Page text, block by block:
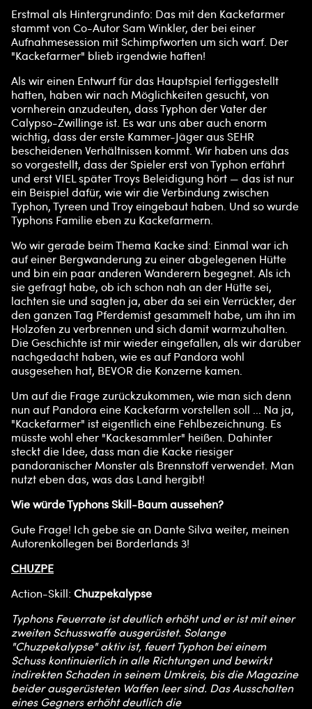
Erstmal als Hintergrundinfo: Das mit den Kackefarmer
stammt von Co-Autor Sam Winkler, der bei einer
Aufnahmesession mit Schimpfworten um sich warf. Der
"Kackefarmer" blieb irgendwie haften!
Als wir einen Entwurf für das Hauptspiel fertiggestellt
hatten, haben wir nach Möglichkeiten gesucht, von
vornherein anzudeuten, dass Typhon der Vater der
Calypso-Zwillinge ist. Es war uns aber auch enorm
wichtig, dass der erste Kammer-Jäger aus SEHR
bescheidenen Verhältnissen kommt. Wir haben uns das
so vorgestellt, dass der Spieler erst von Typhon erfährt
und erst VIEL später Troys Beleidigung hört — das ist nur
ein Beispiel dafür, wie wir die Verbindung zwischen
Typhon, Tyreen und Troy eingebaut haben. Und so wurde
Typhons Familie eben zu Kackefarmern.
Wo wir gerade beim Thema Kacke sind: Einmal war ich
auf einer Bergwanderung zu einer abgelegenen Hütte
und bin ein paar anderen Wanderern begegnet. Als ich
sie gefragt habe, ob ich schon nah an der Hütte sei,
lachten sie und sagten ja, aber da sei ein Verrückter, der
den ganzen Tag Pferdemist gesammelt habe, um ihn im
Holzofen zu verbrennen und sich damit warmzuhalten.
Die Geschichte ist mir wieder eingefallen, als wir darüber
nachgedacht haben, wie es auf Pandora wohl
ausgesehen hat, BEVOR die Konzerne kamen.
Um auf die Frage zurückzukommen, wie man sich denn
nun auf Pandora eine Kackefarm vorstellen soll ... Na ja,
"Kackefarmer" ist eigentlich eine Fehlbezeichnung. Es
müsste wohl eher "Kackesammler" heißen. Dahinter
steckt die Idee, dass man die Kacke riesiger
pandoranischer Monster als Brennstoff verwendet. Man
nutzt eben das, was das Land hergibt!
Wie würde Typhons Skill-Baum aussehen?
Gute Frage! Ich gebe sie an Dante Silva weiter, meinen
Autorenkollegen bei Borderlands 3!
CHUZPE
Action-Skill: Chuzpekalypse
Typhons Feuerrate ist deutlich erhöht und er ist mit einer
zweiten Schusswaffe ausgerüstet. Solange
"Chuzpekalypse" aktiv ist, feuert Typhon bei einem
Schuss kontinuierlich in alle Richtungen und bewirkt
indirekten Schaden in seinem Umkreis, bis die Magazine
beider ausgerüsteten Waffen leer sind. Das Ausschalten
eines Gegners erhöht deutlich die